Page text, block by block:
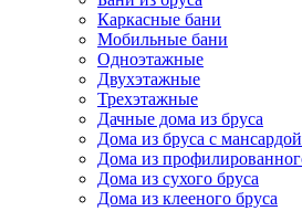
Каркасные бани
Мобильные бани
Одноэтажные
Двухэтажные
Трехэтажные
Дачные дома из бруса
Дома из бруса с мансардой
Дома из
Дома из сухого бруса
Дома из клееного бруса